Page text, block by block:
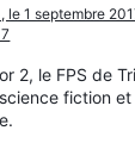
le 1 septembre
2, le FPS de
fiction